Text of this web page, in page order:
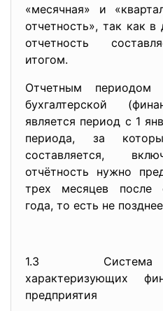
«месячная» и
отчетность», так как в
отчетность
итогом.
Отчетным периодом
бухгалтерской
является период с 1
периода, за
составляется,
отчётность нужно
трех месяцев после
года, то есть не
1.3 Система
характеризующих
предприятия